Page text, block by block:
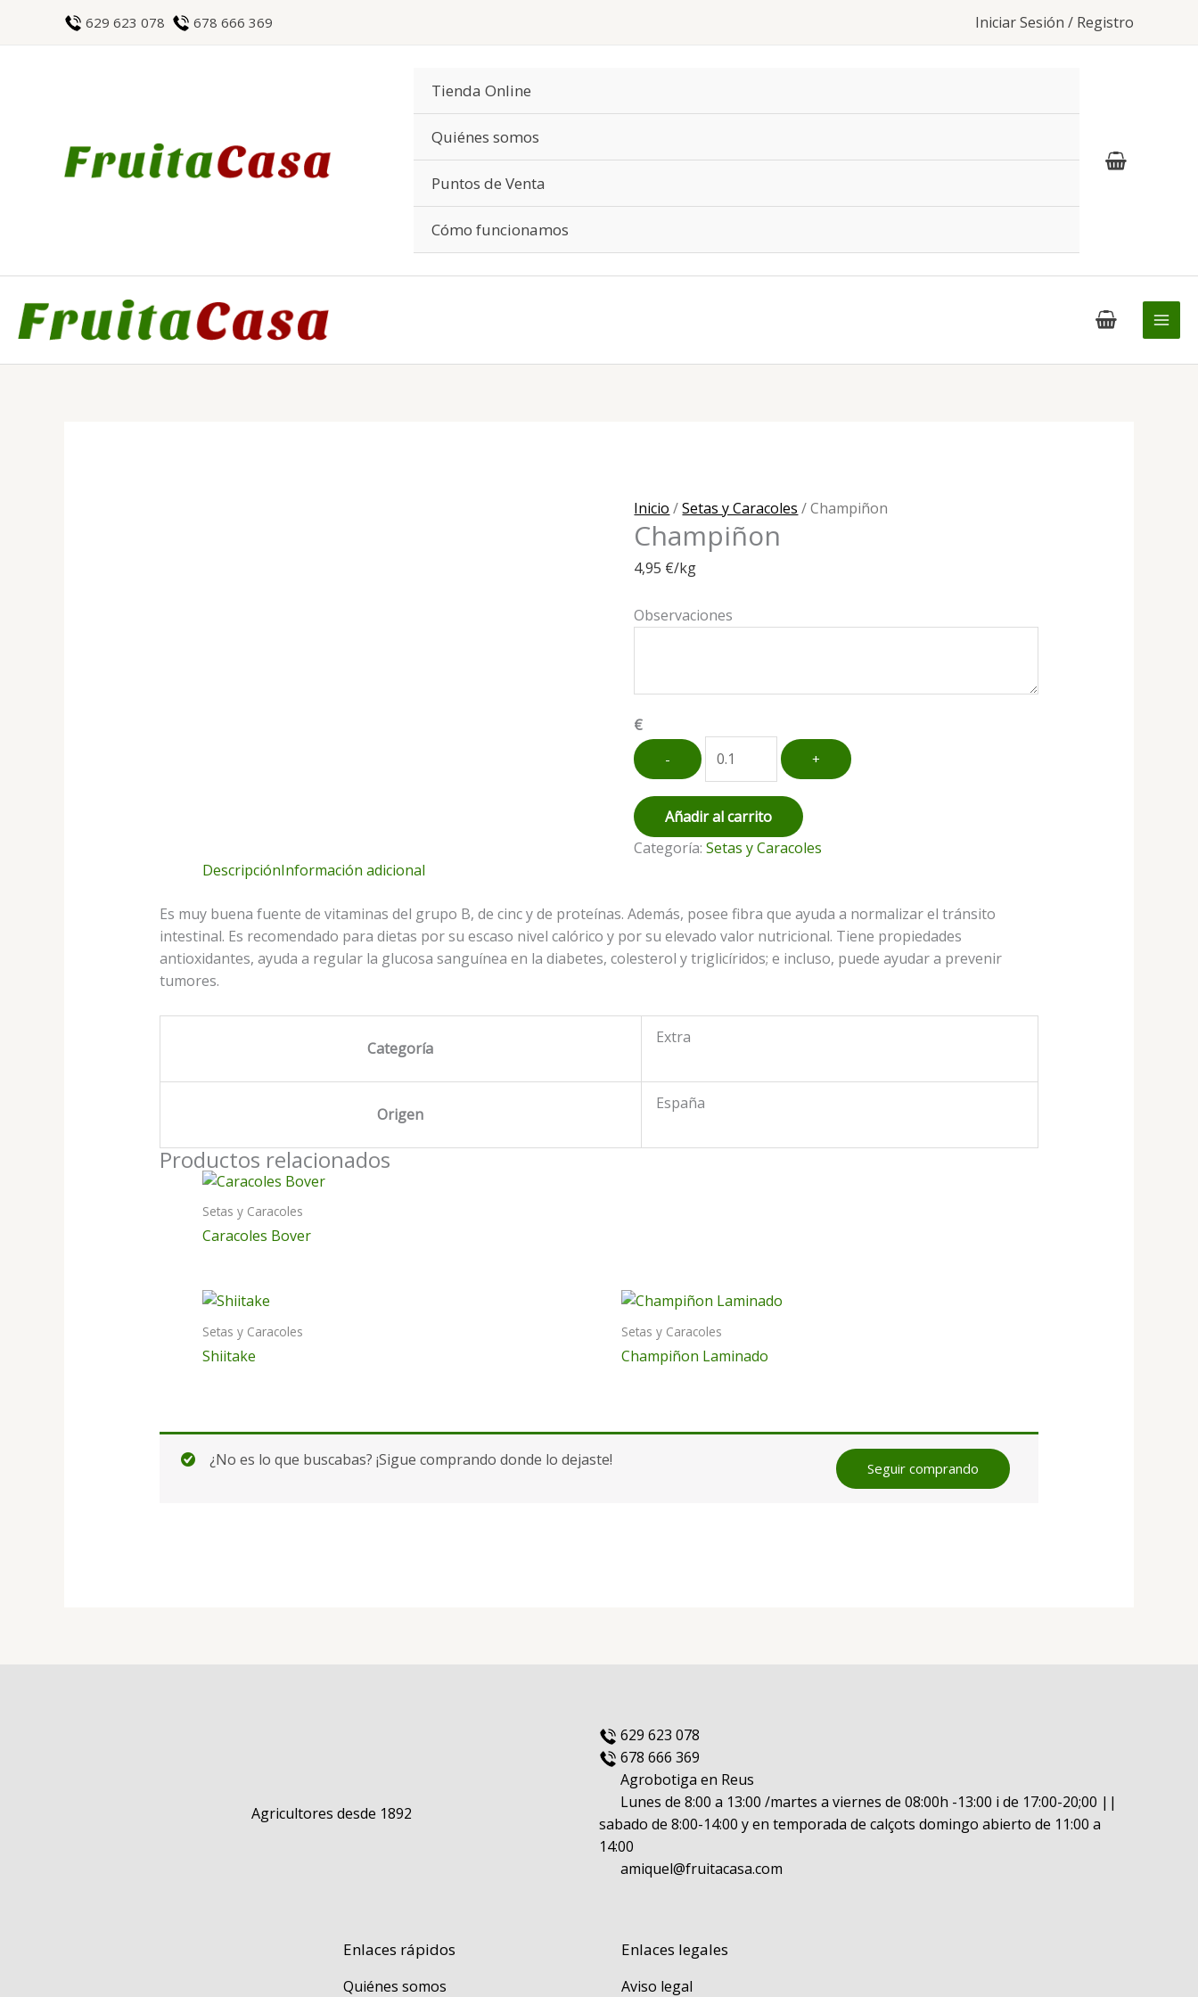
629 623 078 678 666 369 Iniciar Sesión / Registro
Tienda Online
Quiénes somos
Puntos de Venta
Cómo funcionamos
Inicio /Setas y Caracoles / Champiñon
Champiñon
4,95 €/kg
Observaciones
€
Champiñon
cantidad
- +
Añadir al carrito
Categoría:Setas y Caracoles
DescripciónInformación adicional
Es muy buena fuente de vitaminas del grupo B, de cinc y de proteínas. Además, posee fibra que ayuda a normalizar el tránsito
intestinal. Es recomendado para dietas por su escaso nivel calórico y por su elevado valor nutricional. Tiene propiedades
antioxidantes, ayuda a regular la glucosa sanguínea en la diabetes, colesterol y triglicíridos; e incluso, puede ayudar a prevenir
tumores.
Categoría
Extra
Origen
España
Productos relacionados
Setas y Caracoles
Caracoles Bover
Setas y Caracoles
Shiitake
Setas y Caracoles
Champiñon Laminado
Seguir comprando
¿No es lo que buscabas? ¡Sigue comprando donde lo dejaste!
Agricultores desde 1892
629 623 078
678 666 369
Agrobotiga en Reus
Lunes de 8:00 a 13:00 /martes a viernes de 08:00h -13:00 i de 17:00-20;00 ||
sabado de 8:00-14:00 y en temporada de calçots domingo abierto de 11:00 a
14:00
amiquel@fruitacasa.com
Enlaces rápidos
Quiénes somos
Enlaces legales
Aviso legal